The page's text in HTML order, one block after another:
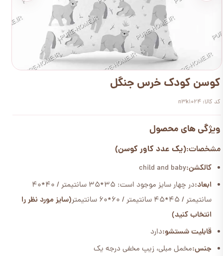
کوسن کودک خرس جنگل
کد کالا: n3k1024
ویژگی های محصول
مشخصات:(یک عدد کاور کوسن)
کالکشن:child and baby
ابعاد:
در چهار سایز موجود است: 35*35 سانتیمتر / 40*40
سانتیمتر / 45*45 سانتیمتر / 60*60 سانتیمتر
(سایز مورد نظر را
انتخاب کنید)
قابلیت شستشو:دارد
جنس:مخمل مبلی، زیپ مخفی درجه یک